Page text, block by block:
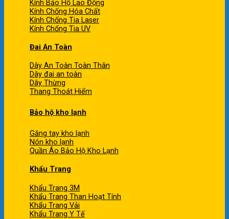
Kính Bảo Hộ Lao Động
Kính Chống Hóa Chất
Kính Chống Tia Laser
Kính Chống Tia UV
Đai An Toàn
Dây An Toàn Toàn Thân
Dây đai an toàn
Dây Thừng
Thang Thoát Hiểm
Bảo hộ kho lạnh
Găng tay kho lạnh
Nón kho lạnh
Quần Áo Bảo Hộ Kho Lạnh
Khẩu Trang
Khẩu Trang 3M
Khẩu Trang Than Hoạt Tính
Khẩu Trang Vải
Khẩu Trang Y Tế